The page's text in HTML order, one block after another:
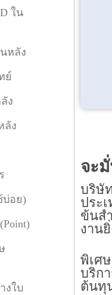
ใน
หลัง
ย์
ง
ลัง
บ่อย)
งใบ
จะ
บริษั
ประ
ข้นส
งาน
พิเศ
บริก
ต้นทุ